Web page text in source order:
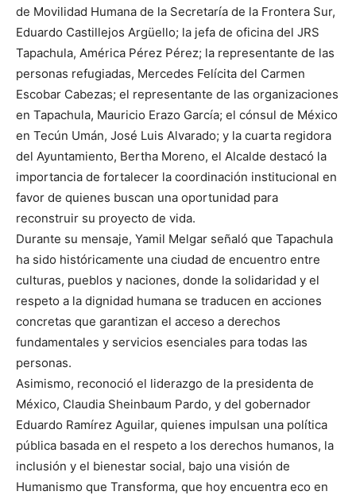
de Movilidad Humana de la Secretaría de la Frontera Sur,
Eduardo Castillejos Argüello; la jefa de oficina del JRS
Tapachula, América Pérez Pérez; la representante de las
personas refugiadas, Mercedes Felícita del Carmen
Escobar Cabezas; el representante de las organizaciones
en Tapachula, Mauricio Erazo García; el cónsul de México
en Tecún Umán, José Luis Alvarado; y la cuarta regidora
del Ayuntamiento, Bertha Moreno, el Alcalde destacó la
importancia de fortalecer la coordinación institucional en
favor de quienes buscan una oportunidad para
reconstruir su proyecto de vida.
Durante su mensaje, Yamil Melgar señaló que Tapachula
ha sido históricamente una ciudad de encuentro entre
culturas, pueblos y naciones, donde la solidaridad y el
respeto a la dignidad humana se traducen en acciones
concretas que garantizan el acceso a derechos
fundamentales y servicios esenciales para todas las
personas.
Asimismo, reconoció el liderazgo de la presidenta de
México, Claudia Sheinbaum Pardo, y del gobernador
Eduardo Ramírez Aguilar, quienes impulsan una política
pública basada en el respeto a los derechos humanos, la
inclusión y el bienestar social, bajo una visión de
Humanismo que Transforma, que hoy encuentra eco en